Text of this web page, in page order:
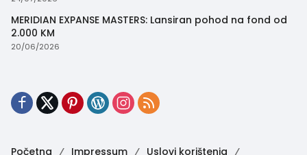
MERIDIAN EXPANSE MASTERS: Lansiran pohod na fond od
2.000 KM
20/06/2026
Početna Impressum Uslovi korištenja